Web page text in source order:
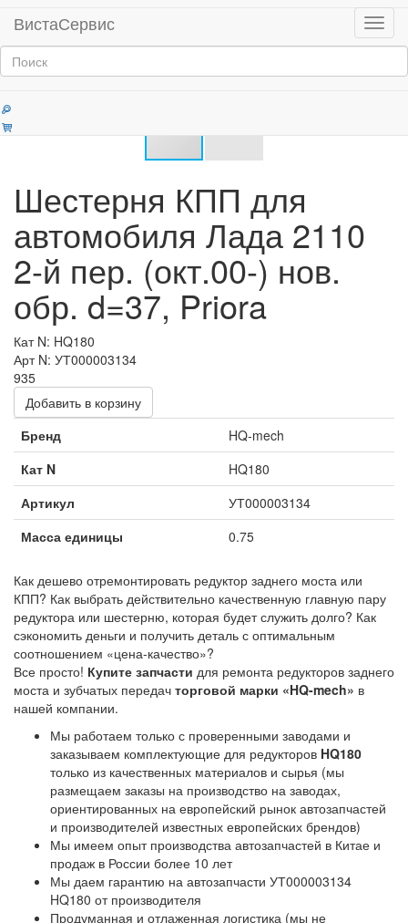
Меню
ВистаСервис
Главная
Продукция
Шестерни КПП и главной передачи
Шестерня КПП для
автомобиля Лада 2110
2-й пер. (окт.00-) нов.
обр. d=37, Priora
Кат N: HQ180
Арт N: УТ000003134
935
Добавить в корзину
Бренд
HQ-mech
Кат N
HQ180
Артикул
УТ000003134
Масса единицы
0.75
Как дешево отремонтировать редуктор заднего моста или
КПП? Как выбрать действительно качественную главную пару
редуктора или шестерню, которая будет служить долго? Как
сэкономить деньги и получить деталь с оптимальным
соотношением «цена-качество»?
Все просто! Купите запчасти для ремонта редукторов заднего
моста и зубчатых передач торговой марки «HQ-mech» в
нашей компании.
Мы работаем только с проверенными заводами и
заказываем комплектующие для редукторов HQ180
только из качественных материалов и сырья (мы
размещаем заказы на производство на заводах,
ориентированных на европейский рынок автозапчастей
и производителей известных европейских брендов)
Мы имеем опыт производства автозапчастей в Китае и
продаж в России более 10 лет
Мы даем гарантию на автозапчасти УТ000003134
HQ180 от производителя
Продуманная и отлаженная логистика (мы не